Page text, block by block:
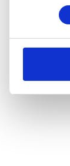
consentimiento